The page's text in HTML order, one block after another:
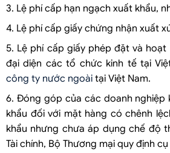
3. Lệ phí cấp hạn ngạch xuất khẩu,
4. Lệ phí cấp giấy chứng nhận xuất
5. Lệ phí cấp giấy phép đặt và
đại diện các tổ chức kinh tế tại
công ty nước ngoài tại Việt Nam.
6. Đóng góp của các doanh nghiệp
khẩu đối với mặt hàng có chênh
khẩu nhưng chưa áp dụng chế độ
Tài chính, Bộ Thương mại quy định